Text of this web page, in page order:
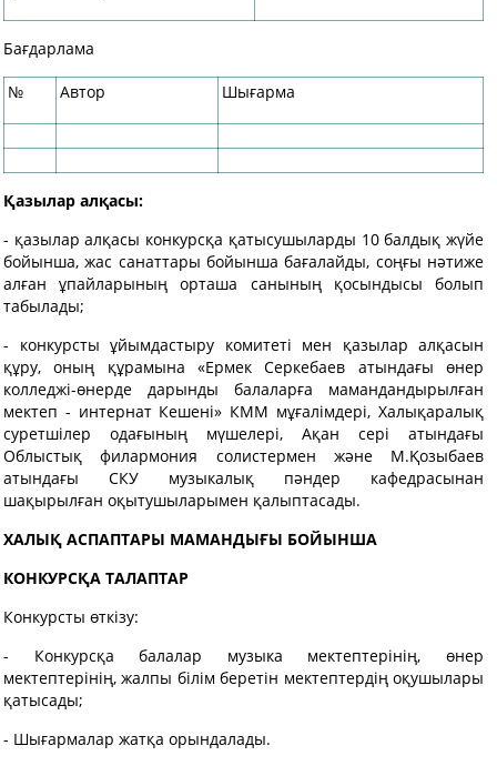
Бағдарлама
№ Автор Шығарма
Қазылар алқасы:
- қазылар алқасы конкурсқа қатысушыларды 10 балдық жүйе
бойынша, жас санаттары бойынша бағалайды, соңғы нәтиже
алған ұпайларының орташа санының қосындысы болып
табылады;
- конкурсты ұйымдастыру комитеті мен қазылар алқасын
құру, оның құрамына «Ермек Серкебаев атындағы өнер
колледжі-өнерде дарынды балаларға мамандандырылған
мектеп - интернат Кешені» КММ мұғалімдері, Халықаралық
суретшілер одағының мүшелері, Ақан сері атындағы
Облыстық филармония солистермен және М.Қозыбаев
атындағы СКУ музыкалық пәндер кафедрасынан
шақырылған оқытушыларымен қалыптасады.
ХАЛЫҚ АСПАПТАРЫ МАМАНДЫҒЫ БОЙЫНША
КОНКУРСҚА ТАЛАПТАР
Конкурсты өткізу:
- Конкурсқа балалар музыка мектептерінің, өнер
мектептерінің, жалпы білім беретін мектептердің оқушылары
қатысады;
- Шығармалар жатқа орындалады.